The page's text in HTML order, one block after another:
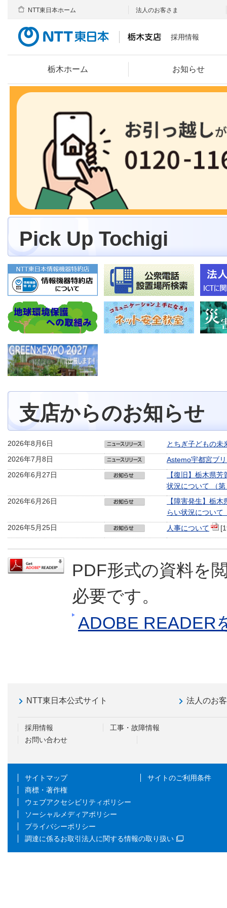
栃木ホーム お知らせ
NTT東日本ホーム 法人のお客さま
採用情報
Pick Up Tochigi
支店からのお知らせ
2026年8月6日
とちぎ子どもの未
2026年7月8日
Astemo宇都宮ブ
2026年6月27日
【復旧】栃木県
状況について （
2026年6月26日
【障害発生】栃
らい状況について
2026年5月25日
人事について
PDF形式の資料を
必要です。
ADOBE READER
NTT東日本公式サイト 法人のお
採用情報
工事・故障情報
お問い合わせ
サイトマップ
サイトのご利用条件
商標・著作権
ウェブアクセシビリティポリシー
ソーシャルメディアポリシー
プライバシーポリシー
調達に係るお取引法人に関する情報の取り扱い